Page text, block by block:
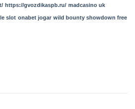
https://gvozdikaspb.ru/ madcasino uk
slot onabet jogar wild bounty showdown free